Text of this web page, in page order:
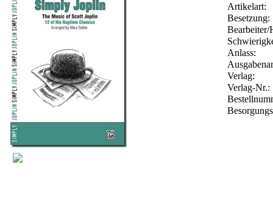
Artikelart:
Besetzung:
Bearbeiter/
Anlass:
Verlag:
Verlag-Nr.: